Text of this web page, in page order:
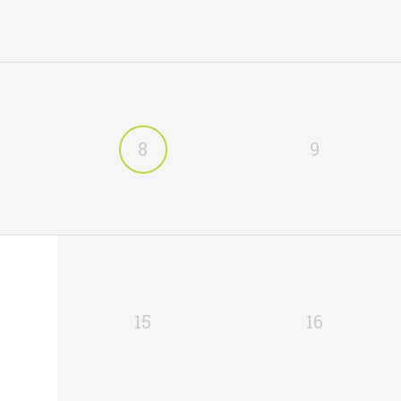
8 9
15 16